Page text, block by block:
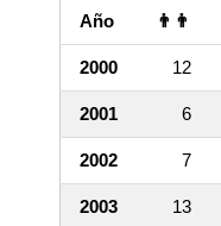
Año 👨👨
2000 12
2001 6
2002 7
2003 13